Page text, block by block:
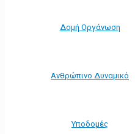
Δομή Οργάνωση
Ανθρώπινο Δυναμικό
Υποδομές